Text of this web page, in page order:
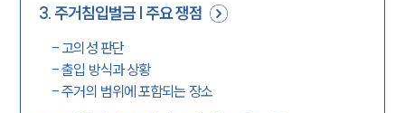
3.주거침입벌금 | 주요 쟁점
-고의성 판단
-출입 방식과 상황
-주거의 범위에 포함되는 장소